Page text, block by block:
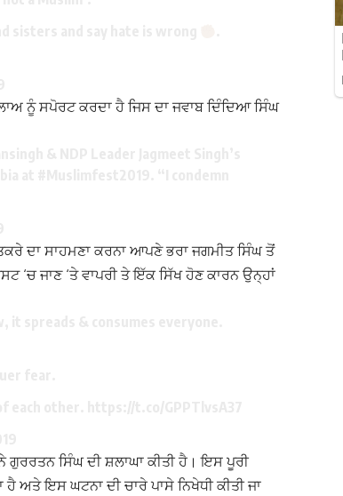
ਨੂੰ ਸਪੋਰਟ ਕਰਦਾ ਹੈ ਜਿਸ ਦਾ ਜਵਾਬ ਦਿੰਦਿਆ ਸਿੰਘ
ਦਾ ਸਾਹਮਣਾ ਕਰਨਾ ਆਪਣੇ ਭਰਾ ਜਗਮੀਤ ਸਿੰਘ ਤੋਂ
ਜਾਣ ‘ਤੇ ਵਾਪਰੀ ਤੇ ਇੱਕ ਸਿੱਖ ਹੋਣ ਕਾਰਨ ਉਨ੍ਹਾਂ
ਗੁਰਰਤਨ ਸਿੰਘ ਦੀ ਸ਼ਲਾਘਾ ਕੀਤੀ ਹੈ। ਇਸ ਪੂਰੀ
ਅਤੇ ਇਸ ਘਟਨਾ ਦੀ ਚਾਰੇ ਪਾਸੇ ਨਿਖੇਧੀ ਕੀਤੀ ਜਾ